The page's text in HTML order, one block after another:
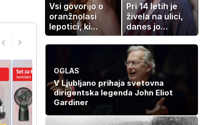
Vsi govorijo o
oranžnolasi
lepotici, ki
navdušuje s
skrivnostno
Pri 14 letih je
živela na ulici,
danes jo
občuduje ves
svet
OGLAS
V Ljubljano prihaja svetovna
dirigentska legenda John Eliot
Gardiner